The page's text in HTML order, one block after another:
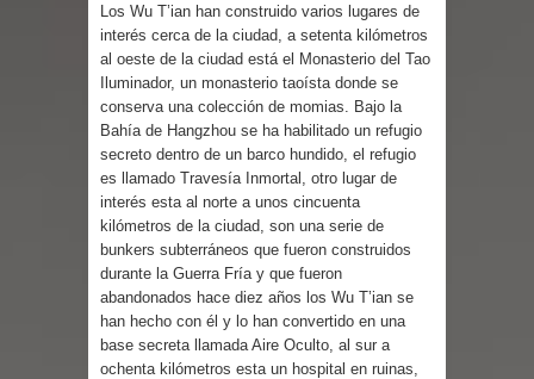
Los Wu T’ian han construido varios lugares de
interés cerca de la ciudad, a setenta kilómetros
al oeste de la ciudad está el Monasterio del Tao
Iluminador, un monasterio taoísta donde se
conserva una colección de momias. Bajo la
Bahía de Hangzhou se ha habilitado un refugio
secreto dentro de un barco hundido, el refugio
es llamado Travesía Inmortal, otro lugar de
interés esta al norte a unos cincuenta
kilómetros de la ciudad, son una serie de
bunkers subterráneos que fueron construidos
durante la Guerra Fría y que fueron
abandonados hace diez años los Wu T’ian se
han hecho con él y lo han convertido en una
base secreta llamada Aire Oculto, al sur a
ochenta kilómetros esta un hospital en ruinas,